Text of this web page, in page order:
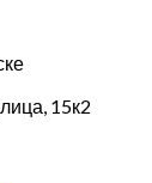
15к2